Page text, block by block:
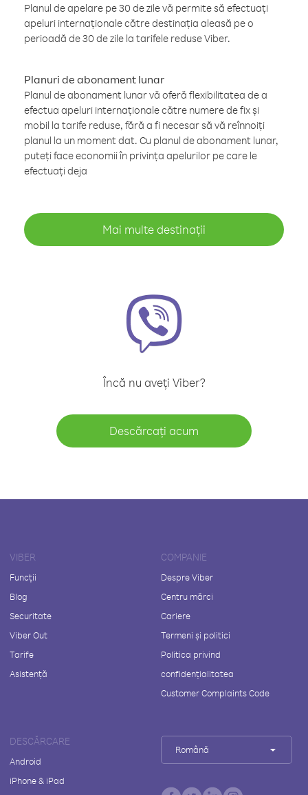
Planul de apelare pe 30 de zile vă permite să efectuați
apeluri internaționale către destinația aleasă pe o
perioadă de 30 de zile la tarifele reduse Viber.
Planuri de abonament lunar
Planul de abonament lunar vă oferă flexibilitatea de a
efectua apeluri internaționale către numere de fix și
mobil la tarife reduse, fără a fi necesar să vă reînnoiți
planul la un moment dat. Cu planul de abonament lunar,
puteți face economii în privința apelurilor pe care le
efectuați deja
Mai multe destinații
Încă nu aveți Viber?
Descărcați acum
VIBER
Funcții
Blog
Securitate
Viber Out
Tarife
Asistență
COMPANIE
Despre Viber
Centru mărci
Cariere
Termeni și politici
Politica privind
confidențialitatea
Customer Complaints Code
DESCĂRCARE
Android
iPhone & iPad
Română